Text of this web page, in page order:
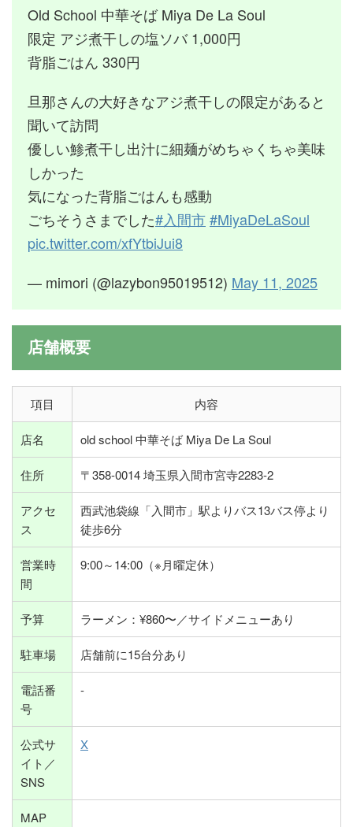
Old School 中華そば Miya De La Soul
限定 アジ煮干しの塩ソバ 1,000円
背脂ごはん 330円
旦那さんの大好きなアジ煮干しの限定があると
聞いて訪問
優しい鯵煮干し出汁に細麺がめちゃくちゃ美味
しかった
気になった背脂ごはんも感動
ごちそうさまでした#入間市#MiyaDeLaSoul
pic.twitter.com/xfYtbiJui8
— mimori (@lazybon95019512) May 11, 2025
店舗概要
項目 内容
店名 old school 中華そば Miya De La Soul
住所 〒358-0014 埼玉県入間市宮寺2283-2
アクセ
ス
西武池袋線「入間市」駅よりバス13バス停より
徒歩6分
営業時
間
9:00～14:00（※月曜定休）
予算 ラーメン：¥860〜／サイドメニューあり
駐車場 店舗前に15台分あり
電話番
号
-
公式サ
イト／
SNS
X
MAP